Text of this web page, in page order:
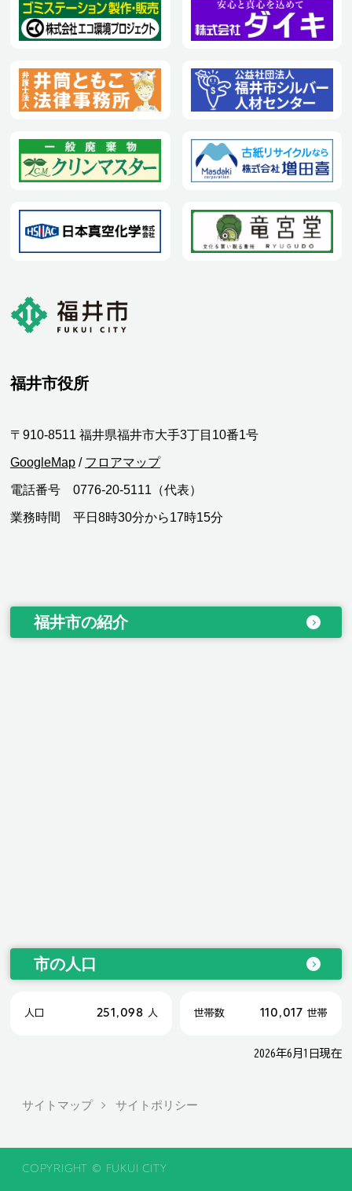
福井市役所
〒910-8511 福井県福井市大手3丁目10番1号
GoogleMap / フロアマップ
電話番号 0776-20-5111（代表）
業務時間 平日8時30分から17時15分
福井市の紹介
市の人口
人口 251,098 人 世帯数 110,017 世帯
2026年6月1日現在
サイトマップ サイトポリシー
COPYRIGHT © FUKUI CITY